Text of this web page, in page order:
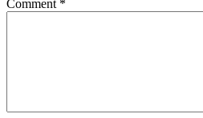
Comment *